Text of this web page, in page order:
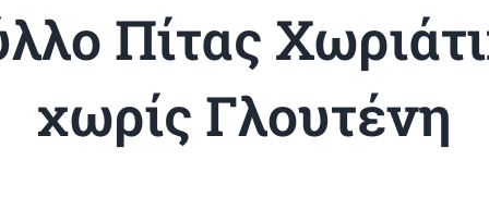
Πίτας
χωρίς Γλουτένη